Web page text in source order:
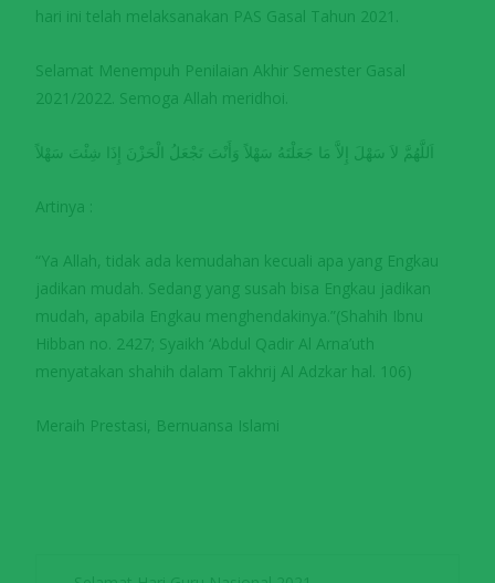
hari ini telah melaksanakan PAS Gasal Tahun 2021.
Selamat Menempuh Penilaian Akhir Semester Gasal
2021/2022. Semoga Allah meridhoi.
اَللَّهُمَّ لاَ سَهْلَ إِلاَّ مَا جَعَلْتَهُ سَهْلاً وَأَنْتَ تَجْعَلُ الْحَزْنَ إِذَا شِئْتَ سَهْلاً
Artinya :
“Ya Allah, tidak ada kemudahan kecuali apa yang Engkau
jadikan mudah. Sedang yang susah bisa Engkau jadikan
mudah, apabila Engkau menghendakinya.”(Shahih Ibnu
Hibban no. 2427; Syaikh ‘Abdul Qadir Al Arna’uth
menyatakan shahih dalam Takhrij Al Adzkar hal. 106)
Meraih Prestasi, Bernuansa Islami